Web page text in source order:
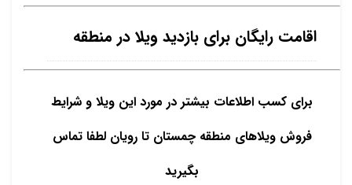
اقامت رایگان برای بازدید ویلا در منطقه
برای کسب اطلاعات بیشتر در مورد این ویلا و شرایط
فروش ویلاهای منطقه چمستان تا رویان لطفا تماس
بگیرید